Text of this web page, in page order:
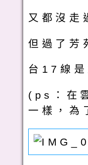
又都沒走
但過了芳
台17線
(ps：在
一樣，為